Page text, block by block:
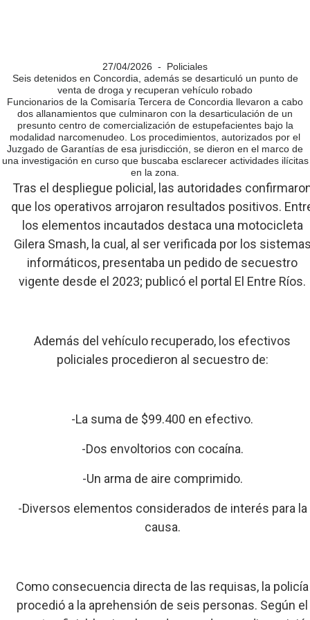
27/04/2026 - Policiales
Seis detenidos en Concordia, además se desarticuló un punto de
venta de droga y recuperan vehículo robado
Funcionarios de la Comisaría Tercera de Concordia llevaron a cabo
dos allanamientos que culminaron con la desarticulación de un
presunto centro de comercialización de estupefacientes bajo la
modalidad narcomenudeo. Los procedimientos, autorizados por el
Juzgado de Garantías de esa jurisdicción, se dieron en el marco de
una investigación en curso que buscaba esclarecer actividades ilícitas
en la zona.
Tras el despliegue policial, las autoridades
que los operativos arrojaron resultados positivos.
los elementos incautados destaca una motocicleta
Gilera Smash, la cual, al ser verificada por los
informáticos, presentaba un pedido de secuestro
vigente desde el 2023; publicó el portal El Entre Ríos.
Además del vehículo recuperado, los efectivos
policiales procedieron al secuestro de:
-La suma de $99.400 en efectivo.
-Dos envoltorios con cocaína.
-Un arma de aire comprimido.
-Diversos elementos considerados de interés para la
causa.
Como consecuencia directa de las requisas, la policía
procedió a la aprehensión de seis personas. Según el